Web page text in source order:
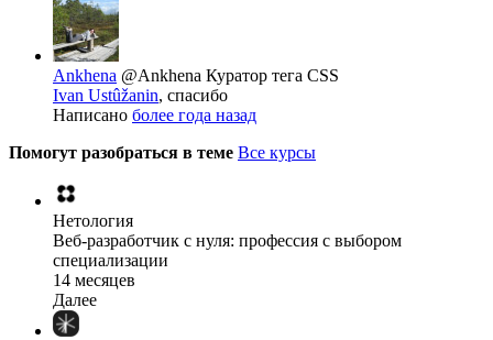
Ankhena @Ankhena Куратор тега CSS
Ivan Ustûžanin, спасибо
Написано более года назад
Помогут разобраться в теме Все курсы
Нетология
Веб-разработчик с нуля: профессия с выбором
специализации
14 месяцев
Далее